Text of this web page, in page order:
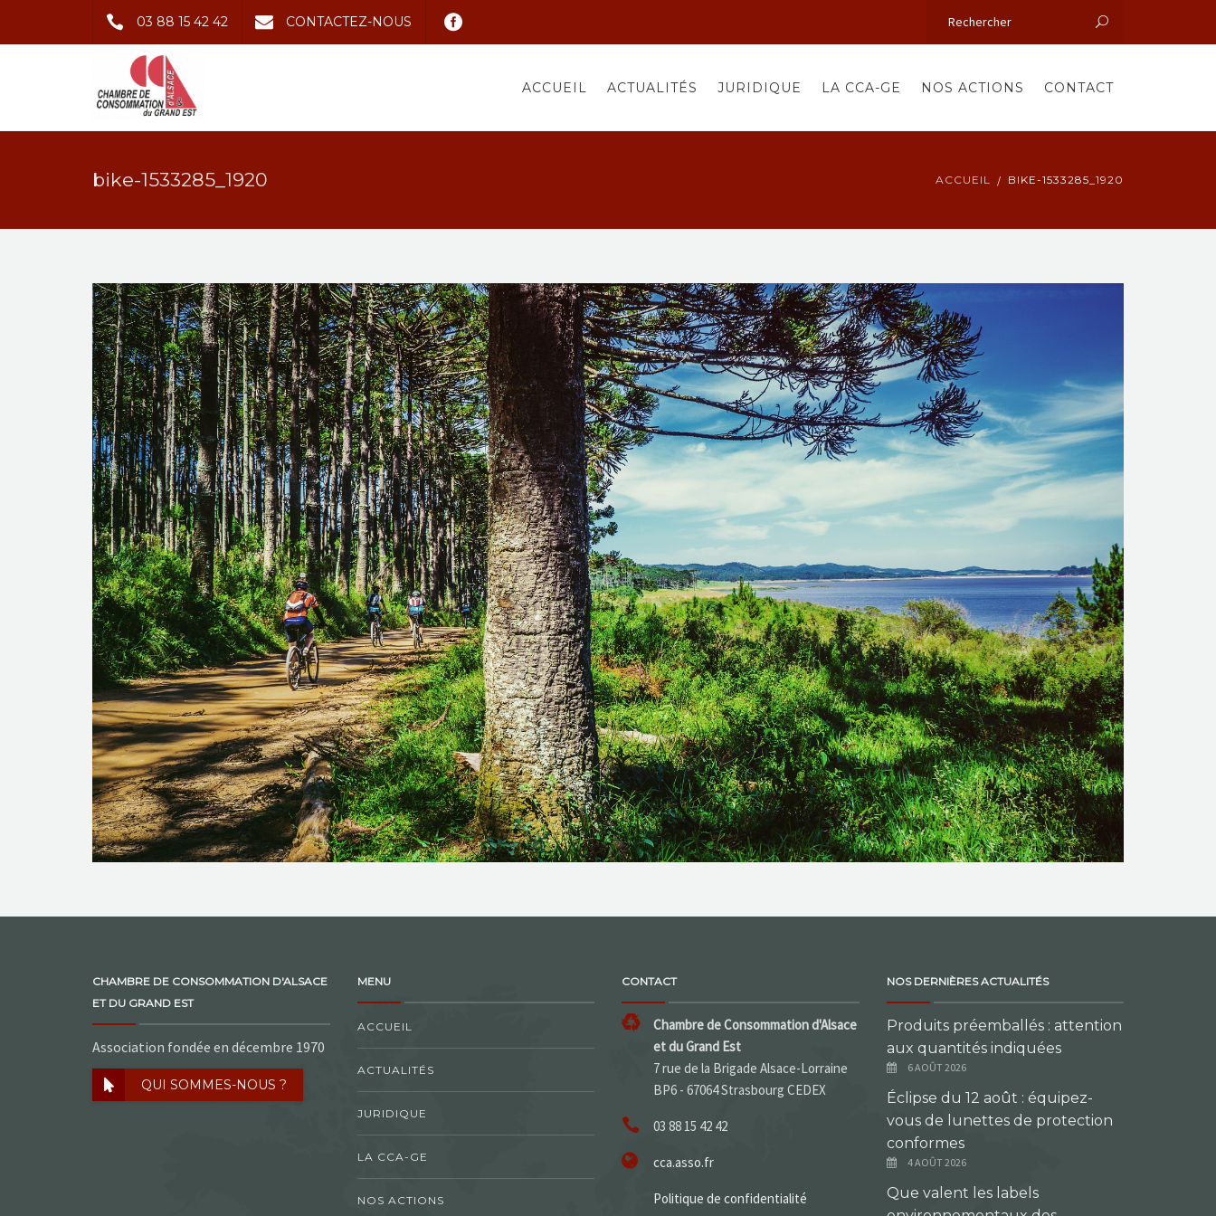
03 88 15 42 42 CONTACTEZ-NOUS
ACCUEIL ACTUALITÉS JURIDIQUE LA CCA-GE NOS ACTIONS CONTACT
bike-1533285_1920 ACCUEIL BIKE-1533285_1920
CHAMBRE DE CONSOMMATION D'ALSACE
ET DU GRAND EST
Association fondée en décembre 1970
QUI SOMMES-NOUS ?
MENU
ACCUEIL
ACTUALITÉS
JURIDIQUE
LA CCA-GE
NOS ACTIONS
CONTACT
Chambre de Consommation d'Alsace
et du Grand Est
7 rue de la Brigade Alsace-Lorraine
BP6 - 67064 Strasbourg CEDEX
03 88 15 42 42
cca.asso.fr
Politique de confidentialité
NOS DERNIÈRES ACTUALITÉS
Produits préemballés : attention
aux quantités indiquées
6 AOÛT 2026
Éclipse du 12 août : équipez-
vous de lunettes de protection
conformes
4 AOÛT 2026
Que valent les labels